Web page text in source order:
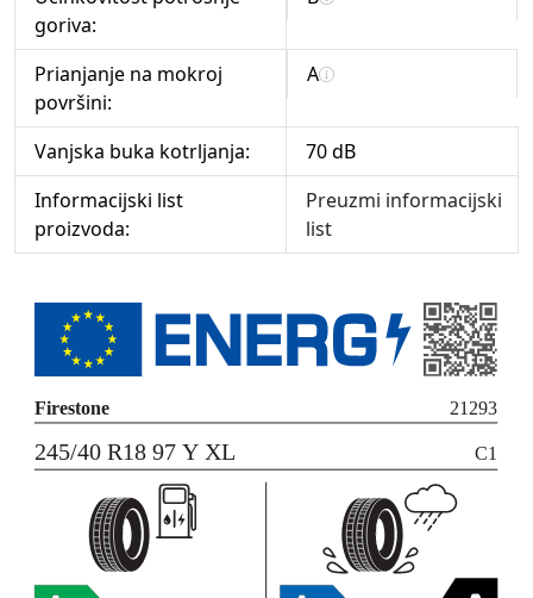
goriva:
Prianjanje na mokroj
površini:
A
Vanjska buka kotrljanja:
70 dB
Informacijski list
proizvoda:
Preuzmi informacijski
list